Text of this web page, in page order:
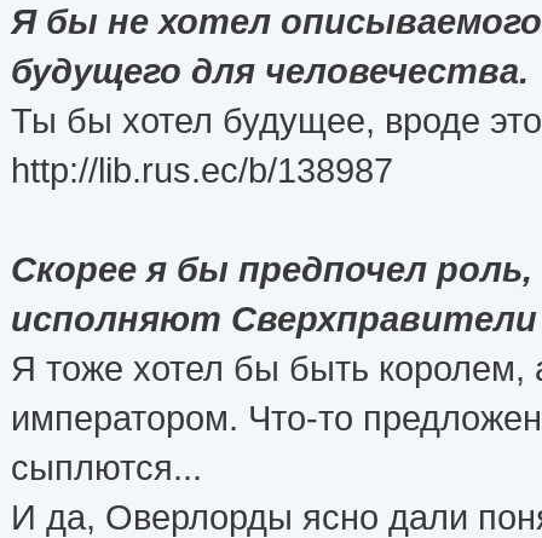
Я бы не хотел
будущего для человечества.
Ты бы хотел будущее, вроде
http://lib.rus.ec/b/138987
Скорее я бы предпочел
исполняют Сверхправители
Я тоже хотел бы быть королем,
императором. Что-то
сыплются...
И да, Оверлорды ясно дали